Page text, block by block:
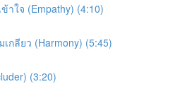
าใจ (Empathy) (4:10)
กลียว (Harmony) (5:45)
(3:20)